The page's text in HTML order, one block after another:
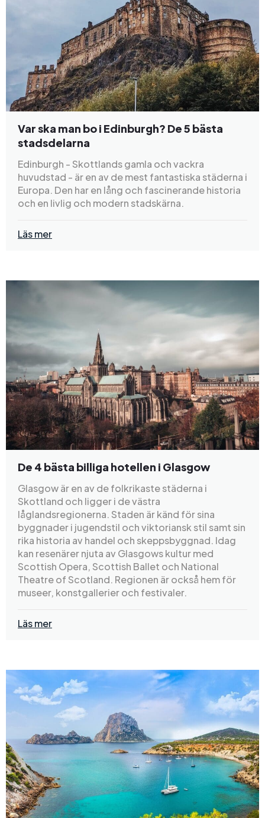
Var ska man bo i Edinburgh? De 5 bästa
stadsdelarna
Edinburgh - Skottlands gamla och vackra
huvudstad - är en av de mest fantastiska städerna i
Europa. Den har en lång och fascinerande historia
och en livlig och modern stadskärna.
Läs mer
De 4 bästa billiga hotellen i Glasgow
Glasgow är en av de folkrikaste städerna i
Skottland och ligger i de västra
låglandsregionerna. Staden är känd för sina
byggnader i jugendstil och viktoriansk stil samt sin
rika historia av handel och skeppsbyggnad. Idag
kan resenärer njuta av Glasgows kultur med
Scottish Opera, Scottish Ballet och National
Theatre of Scotland. Regionen är också hem för
museer, konstgallerier och festivaler.
Läs mer